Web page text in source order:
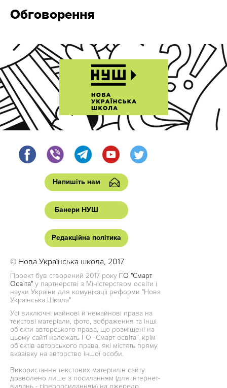
Обговорення
Напишіть нам
Банери НУШ
Редакційна політика
© Нова Українська школа, 2017
Проект був створений 2017 року ГО "Смарт
Освіта" у партнерстві з Міністерством освіти і
науки України для комунікації реформи "Нова
Українська Школа"
Усі виключні майнові й немайнові права на
текстові матеріали, фото, зображення та інші
об’єкти авторського права, що розміщені на
цьому сайті належать ГО “Смарт освіта”, крім
об’єктів авторського права, які містять пряму
вказівку на авторство іншої особи.
Використання текстових матеріалів сайту
дозволено лише з посиланням (для інтернет-
видань - гіперпосиланням) на джерело.